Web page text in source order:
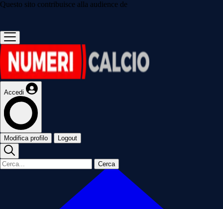
Questo sito contribuisce alla audience de
Accedi
Modifica profilo Logout
Cerca